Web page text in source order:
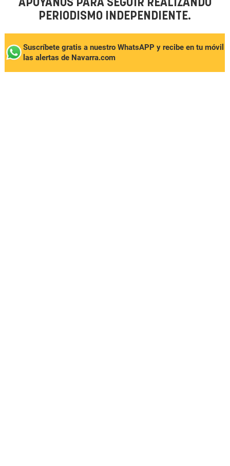
APÓYANOS PARA SEGUIR REALIZANDO
PERIODISMO INDEPENDIENTE.
Suscríbete gratis a nuestro WhatsAPP y recibe en tu móvil
las alertas de Navarra.com